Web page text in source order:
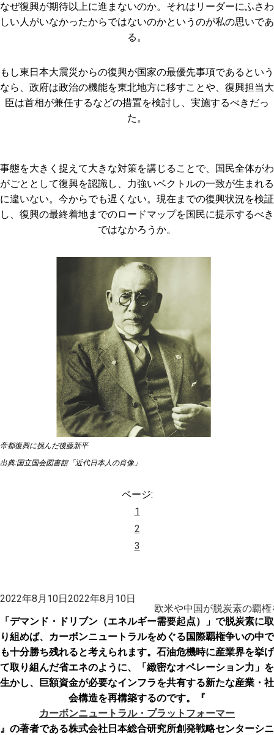
なぜ復興が期待以上に進まないのか。それはリーダーにふさわ
しい人がいなかったからではないのかというのが私の思いであ
る。
もし東日本大震災からの復興が国家の最優先事項であるという
なら、政府は政治の機能を東北地方に移すことや、復興担当大
臣は首相が兼任するなどの措置を検討し、実施するべきだっ
た。
事態を大きく捉えて大きな対策を講じることで、国民全体がわ
がごととして復興を認識し、力強いベクトルの一致が生まれる
に違いない。今からでも遅くない。現在までの復興状況を検証
し、復興の最終着地までのロードマップを国民に提示するべき
ではなかろうか。
帝都復興に挑んだ後藤新平
出典:国立国会図書館「近代日本人の肖像」
ページ:
1
2
3
投
日:
2022年8月10日2022年8月10日
欧米や中国が脱炭素の覇
「デマンド・ドリブン（エネルギー需要起点）」で脱炭素に取
り組めば、カーボンニュートラルをめぐる国際覇権争いの中で
も十分勝ち残れると考えられます。石油危機時に産業界を挙げ
て取り組んだ省エネのように、「緻密なオペレーション力」を
生かし、巨額資金が必要なインフラを共有する新たな産業・社
会構造を再構築するのです。『
カーボンニュートラル・プラットフォーマー
』の著者である株式会社日本総合研究所創発戦略センターシニ